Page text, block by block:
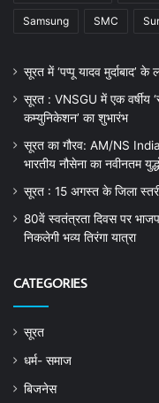
Samsung SMC
सूरत में ‘पप्पू यादव मुर्दाबाद’ के
सूरत : VNSGU में एक वर्षीय
कम्युनिकेशन’ का शुभारंभ
सूरत का गौरव: AM/NS India
भारतीय नौसेना का नवीनतम
सूरत : 15 अगस्त के जिला
80वें स्वतंत्रता दिवस पर
निकलेगी भव्य तिरंगा यात्रा
CATEGORIES
सूरत
धर्म- समाज
बिजनेस